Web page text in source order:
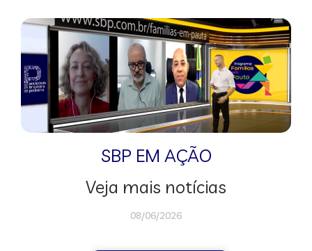
SBP EM AÇÃO
Veja mais notícias
08/06/2026